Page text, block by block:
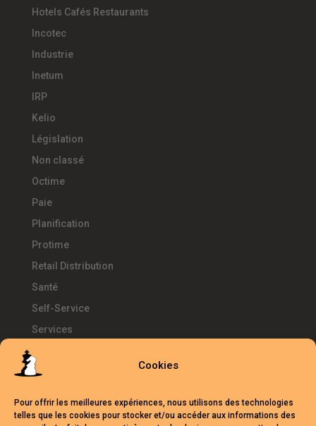
Cookies
Pour offrir les meilleures expériences, nous utilisons des technologies
telles que les cookies pour stocker et/ou accéder aux informations des
Hotels Cafés Restaurants
Incotec
Industrie
Inetum
IRP
Kelio
Législation
Non classé
Octime
Paie
Planification
Protime
Retail Distribution
Santé
Self-Service
Services
Télétravail
Temps d'Avance